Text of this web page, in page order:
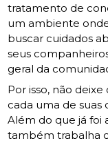
tratamento de
um ambiente
buscar cuidados
seus
geral da
Por isso, não
cada uma de suas
Além do que já
também trabalha